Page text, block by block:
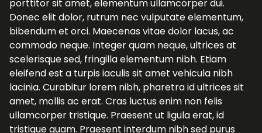
porttitor sit amet, elementum ullamcorper dui.
Donec elit dolor, rutrum nec vulputate elementum,
bibendum et orci. Maecenas vitae dolor lacus, ac
commodo neque. Integer quam neque, ultrices at
scelerisque sed, fringilla elementum nibh. Etiam
eleifend est a turpis iaculis sit amet vehicula nibh
lacinia. Curabitur lorem nibh, pharetra id ultrices sit
amet, mollis ac erat. Cras luctus enim non felis
ullamcorper tristique. Praesent ut ligula erat, id
tristique quam. Praesent interdum nibh sed purus